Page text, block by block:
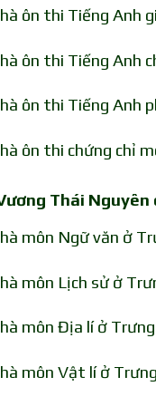
ôn thi Tiếng Anh
ôn thi Tiếng Anh
ôn thi Tiếng Anh
ôn thi chứng chỉ
Thái Nguyên
môn Ngữ văn ở
môn Lịch sử ở
môn Địa lí ở
môn Vật lí ở